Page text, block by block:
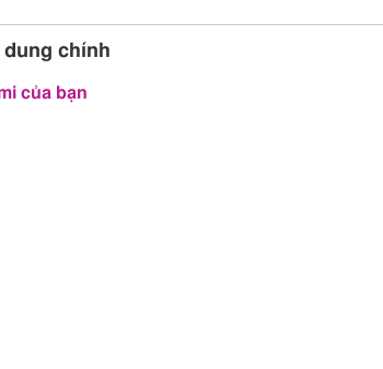
dung chính
của bạn